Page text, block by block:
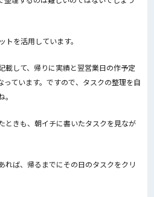
を活用しています。
載して、帰りに実績と翌営業日の作予定
ています。ですので、タスクの整理を自
ときも、朝イチに書いたタスクを見なが
れば、帰るまでにその日のタスクをクリ